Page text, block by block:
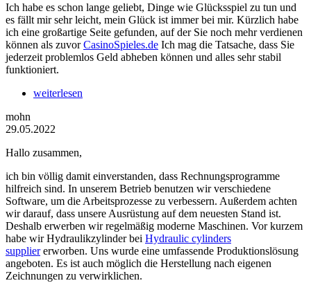
Ich habe es schon lange geliebt, Dinge wie Glücksspiel zu tun und
es fällt mir sehr leicht, mein Glück ist immer bei mir. Kürzlich habe
ich eine großartige Seite gefunden, auf der Sie noch mehr verdienen
können als zuvorCasinoSpieles.de Ich mag die Tatsache, dass Sie
jederzeit problemlos Geld abheben können und alles sehr stabil
funktioniert.
weiterlesen
mohn
29.05.2022
Hallo zusammen,
ich bin völlig damit einverstanden, dass Rechnungsprogramme
hilfreich sind. In unserem Betrieb benutzen wir verschiedene
Software, um die Arbeitsprozesse zu verbessern. Außerdem achten
wir darauf, dass unsere Ausrüstung auf dem neuesten Stand ist.
Deshalb erwerben wir regelmäßig moderne Maschinen. Vor kurzem
habe wir Hydraulikzylinder bei Hydraulic cylinders
suppliererworben. Uns wurde eine umfassende Produktionslösung
angeboten. Es ist auch möglich die Herstellung nach eigenen
Zeichnungen zu verwirklichen.